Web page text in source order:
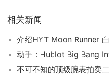
相关新闻
不可不知的顶级腕表拍卖